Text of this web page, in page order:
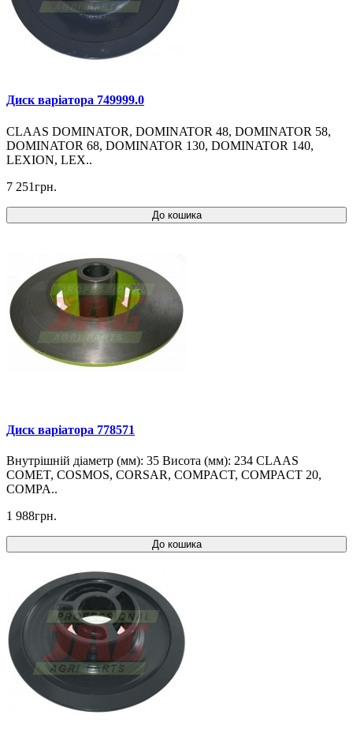
Диск варіатора 749999.0
CLAAS DOMINATOR, DOMINATOR 48, DOMINATOR 58,
DOMINATOR 68, DOMINATOR 130, DOMINATOR 140,
LEXION, LEX..
7 251грн.
До кошика
Диск варіатора 778571
Внутрішній діаметр (мм): 35 Висота (мм): 234 CLAAS
COMET, COSMOS, CORSAR, COMPACT, COMPACT 20,
COMPA..
1 988грн.
До кошика